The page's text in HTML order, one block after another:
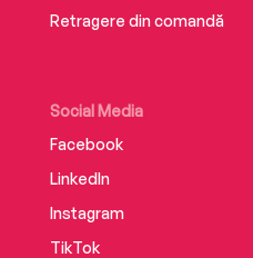
Retragere din comandă
Social Media
Facebook
LinkedIn
Instagram
TikTok